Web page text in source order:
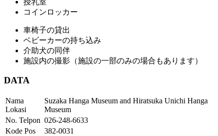
コインロッカー
車椅子の貸出
ベビーカーの持ち込み
介助犬の同伴
施設内の撮影（施設の一部のみの場合もあります）
DATA
Nama
Lokasi
Suzaka Hanga Museum and Hiratsuka Unichi Hanga
Museum
No. Telpon 026-248-6633
Kode Pos
382-0031